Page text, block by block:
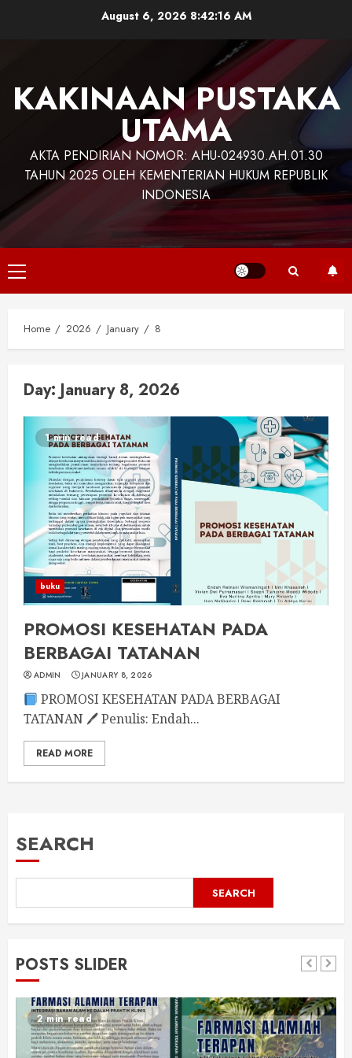
August 6, 2026 8:42:16 AM
KAKINAAN PUSTAKA
UTAMA
AKTA PENDIRIAN NOMOR: AHU-024930.AH.01.30
TAHUN 2025 OLEH KEMENTERIAN HUKUM REPUBLIK
INDONESIA
Primary
Menu
Home 2026 January 8
Day: January 8, 2026
1 min read
buku
PROMOSI KESEHATAN PADA
BERBAGAI TATANAN
ADMIN JANUARY 8, 2026
PROMOSI KESEHATAN PADA BERBAGAI
TATANAN 🖊 Penulis: ⁠Endah...
READ MORE
SEARCH
SEARCH
POSTS SLIDER
2 min read